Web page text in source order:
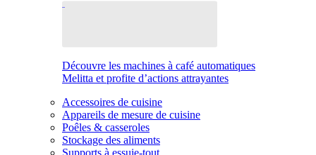
Découvre les machines à café automatiques
Melitta et profite d’actions attrayantes
Accessoires de cuisine
Appareils de mesure de cuisine
Poêles & casseroles
Stockage des aliments
Supports à essuie-tout